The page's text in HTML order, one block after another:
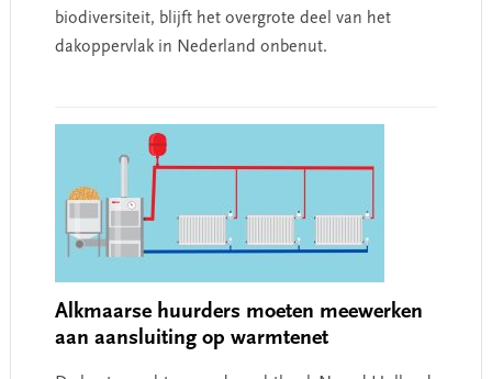
biodiversiteit, blijft het overgrote deel van het
dakoppervlak in Nederland onbenut.
Alkmaarse huurders moeten meewerken
aan aansluiting op warmtenet